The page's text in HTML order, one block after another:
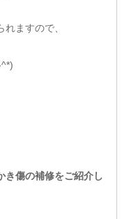
ますので、
き傷の補修をご紹介し